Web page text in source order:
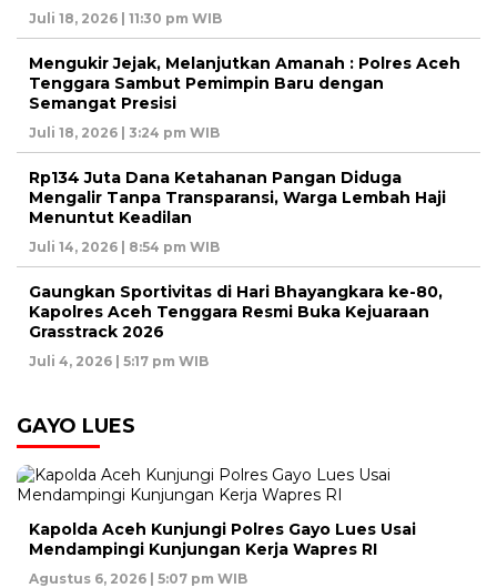
Juli 18, 2026 | 11:30 pm WIB
Mengukir Jejak, Melanjutkan Amanah : Polres Aceh
Tenggara Sambut Pemimpin Baru dengan
Semangat Presisi
Juli 18, 2026 | 3:24 pm WIB
Rp134 Juta Dana Ketahanan Pangan Diduga
Mengalir Tanpa Transparansi, Warga Lembah Haji
Menuntut Keadilan
Juli 14, 2026 | 8:54 pm WIB
Gaungkan Sportivitas di Hari Bhayangkara ke-80,
Kapolres Aceh Tenggara Resmi Buka Kejuaraan
Grasstrack 2026
Juli 4, 2026 | 5:17 pm WIB
GAYO LUES
Kapolda Aceh Kunjungi Polres Gayo Lues Usai
Mendampingi Kunjungan Kerja Wapres RI
Agustus 6, 2026 | 5:07 pm WIB